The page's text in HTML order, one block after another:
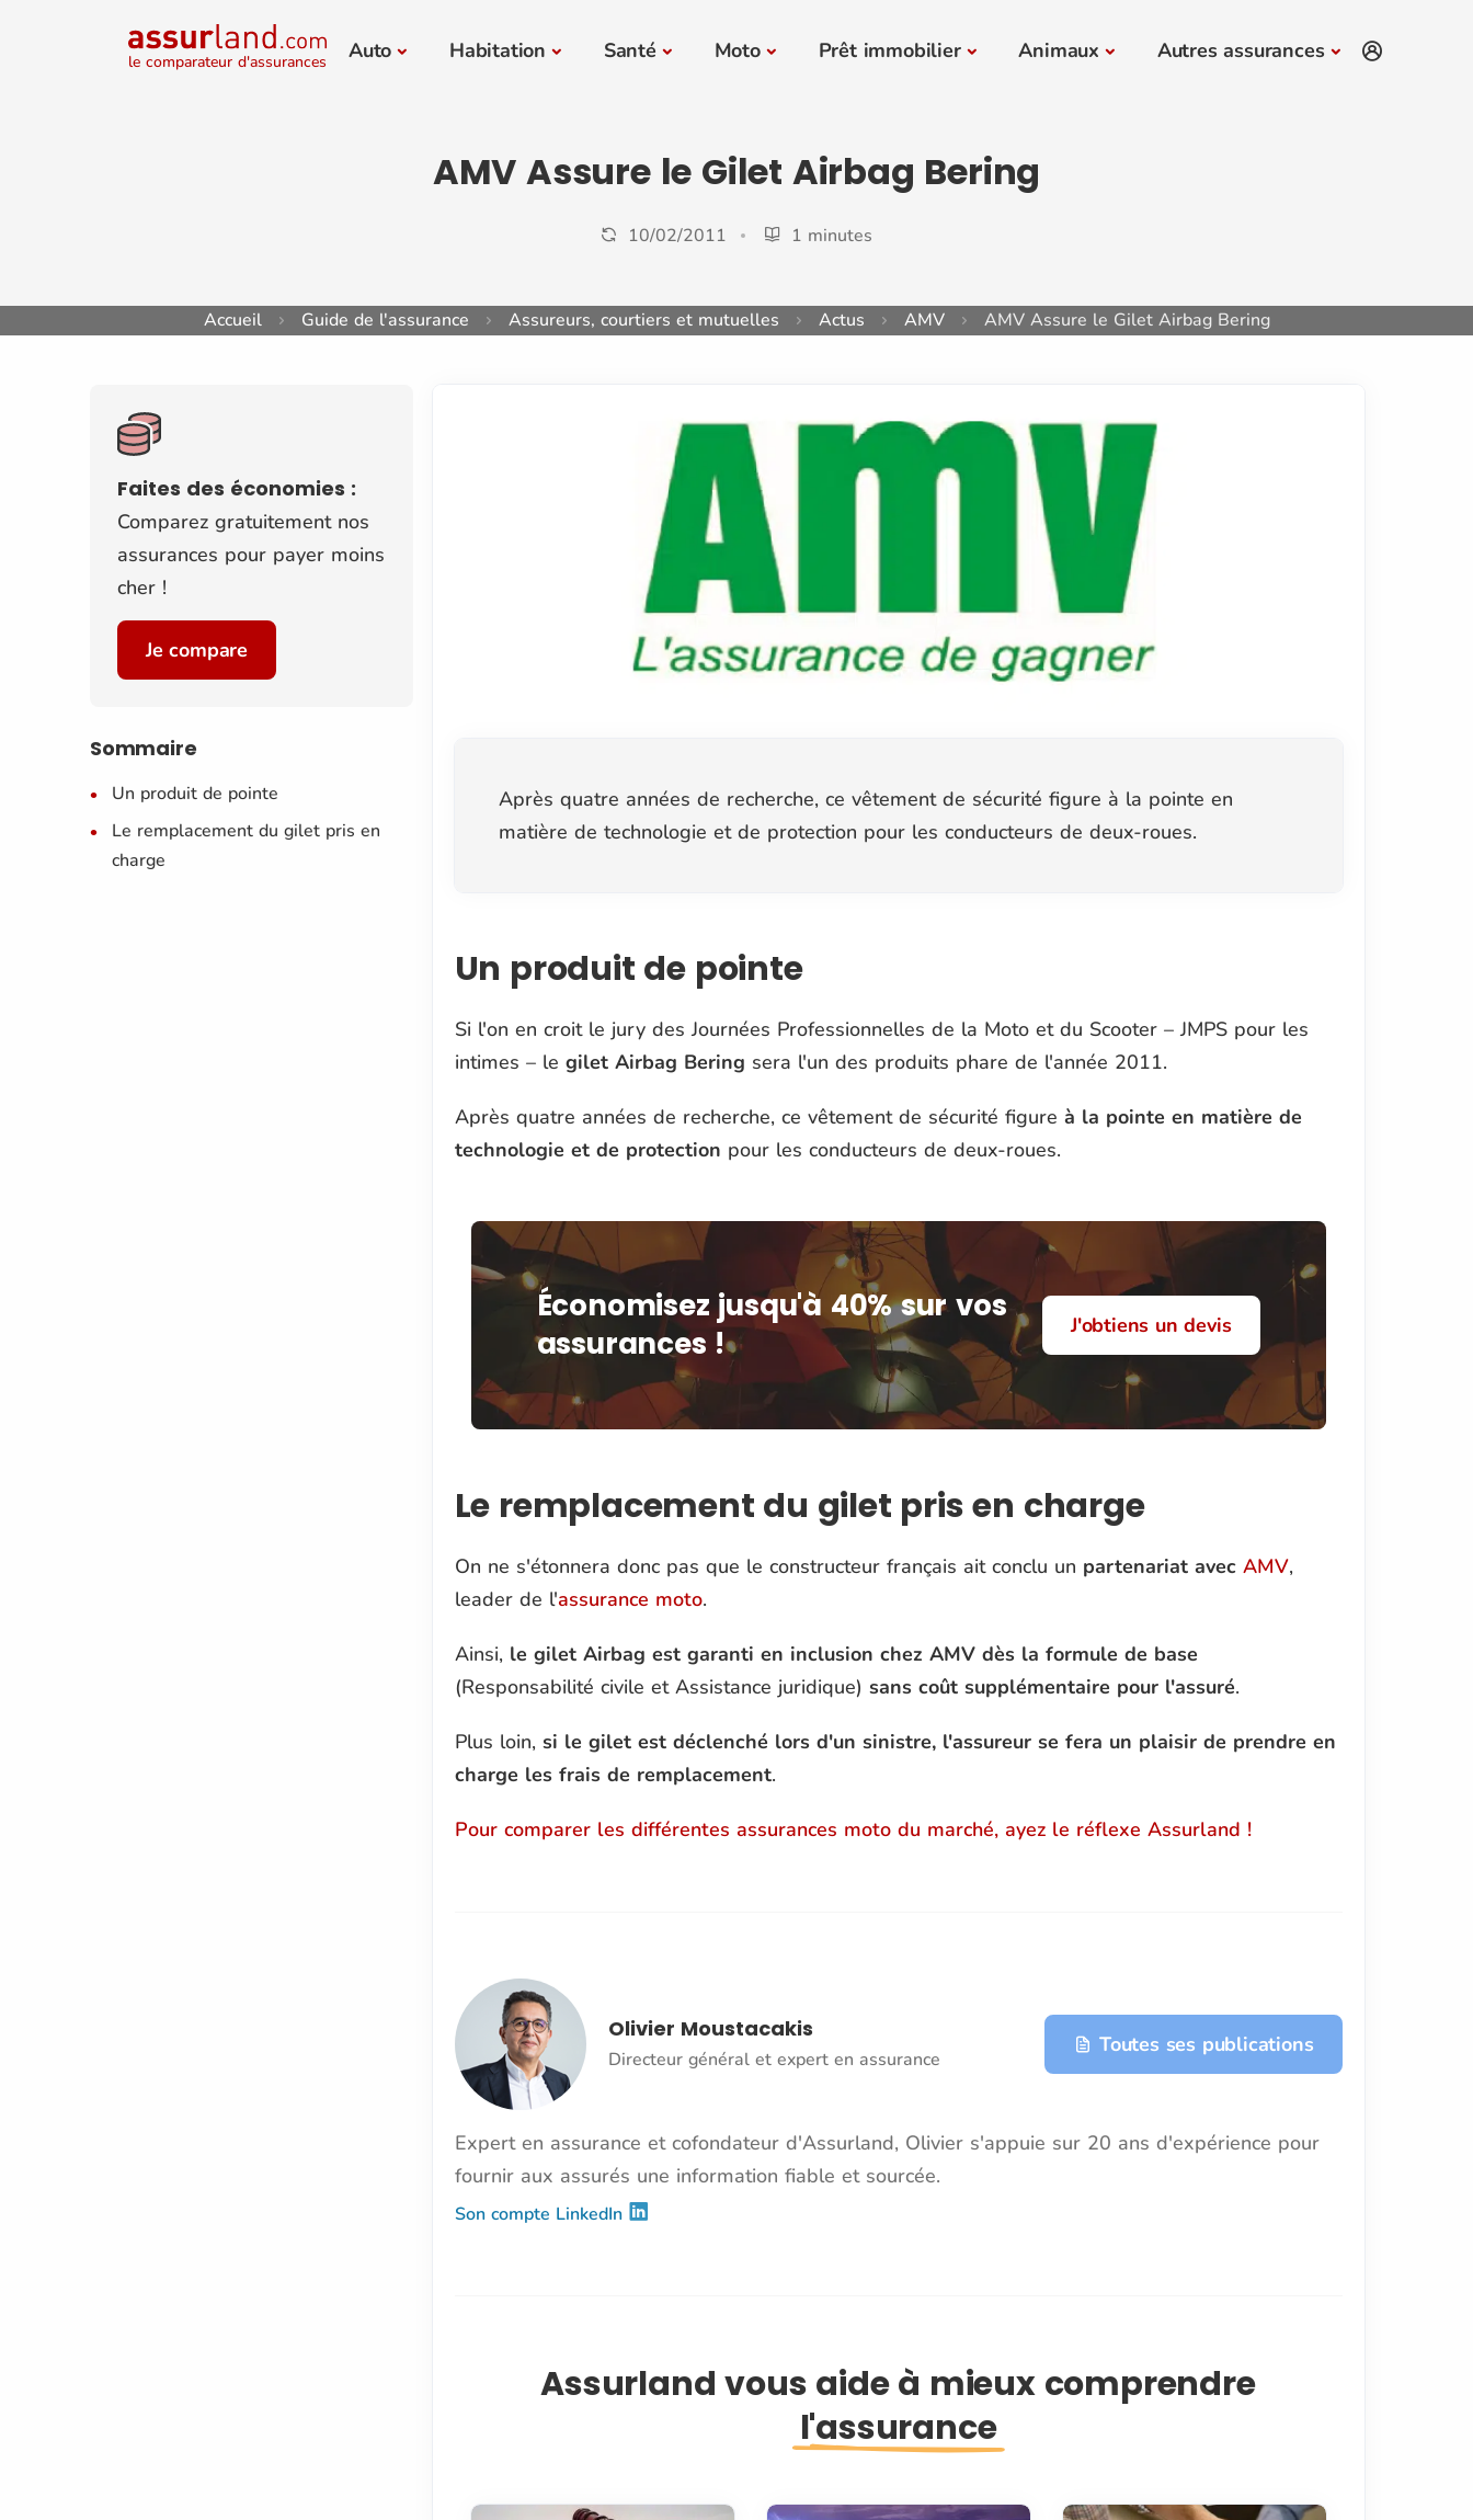
le comparateur d'assurances Auto Habitation Santé Moto Prêt immobilier Animaux Autres assurances
AMV Assure le Gilet Airbag Bering
10/02/2011 1 minutes
Accueil Guide de l'assurance Assureurs, courtiers et mutuelles Actus AMV AMV Assure le Gilet Airbag Bering
Après quatre années de recherche, ce vêtement de sécurité figure à la pointe en
matière de technologie et de protection pour les conducteurs de deux-roues.
Un produit de pointe
Si l'on en croit le jury des Journées Professionnelles de la Moto et du Scooter – JMPS pour les
intimes – le gilet Airbag Bering sera l'un des produits phare de l'année 2011.
Après quatre années de recherche, ce vêtement de sécurité figure à la pointe en matière de
technologie et de protection pour les conducteurs de deux-roues.
Économisez jusqu'à 40% sur vos
assurances !
J'obtiens un devis
Le remplacement du gilet pris en charge
On ne s'étonnera donc pas que le constructeur français ait conclu un partenariat avec AMV,
leader de l'assurance moto.
Ainsi, le gilet Airbag est garanti en inclusion chez AMV dès la formule de base
(Responsabilité civile et Assistance juridique) sans coût supplémentaire pour l'assuré.
Plus loin, si le gilet est déclenché lors d'un sinistre, l'assureur se fera un plaisir de prendre en
charge les frais de remplacement.
Pour comparer les différentes assurances moto du marché, ayez le réflexe Assurland !
Olivier Moustacakis
Directeur général et expert en assurance
Toutes ses publications
Expert en assurance et cofondateur d'Assurland, Olivier s'appuie sur 20 ans d'expérience pour
fournir aux assurés une information fiable et sourcée.
Son compte LinkedIn
Assurland vous aide à mieux comprendre
l'assurance
Faites des économies :
Comparez gratuitement nos
assurances pour payer moins
cher !
Je compare
Sommaire
Un produit de pointe
Le remplacement du gilet pris en
charge